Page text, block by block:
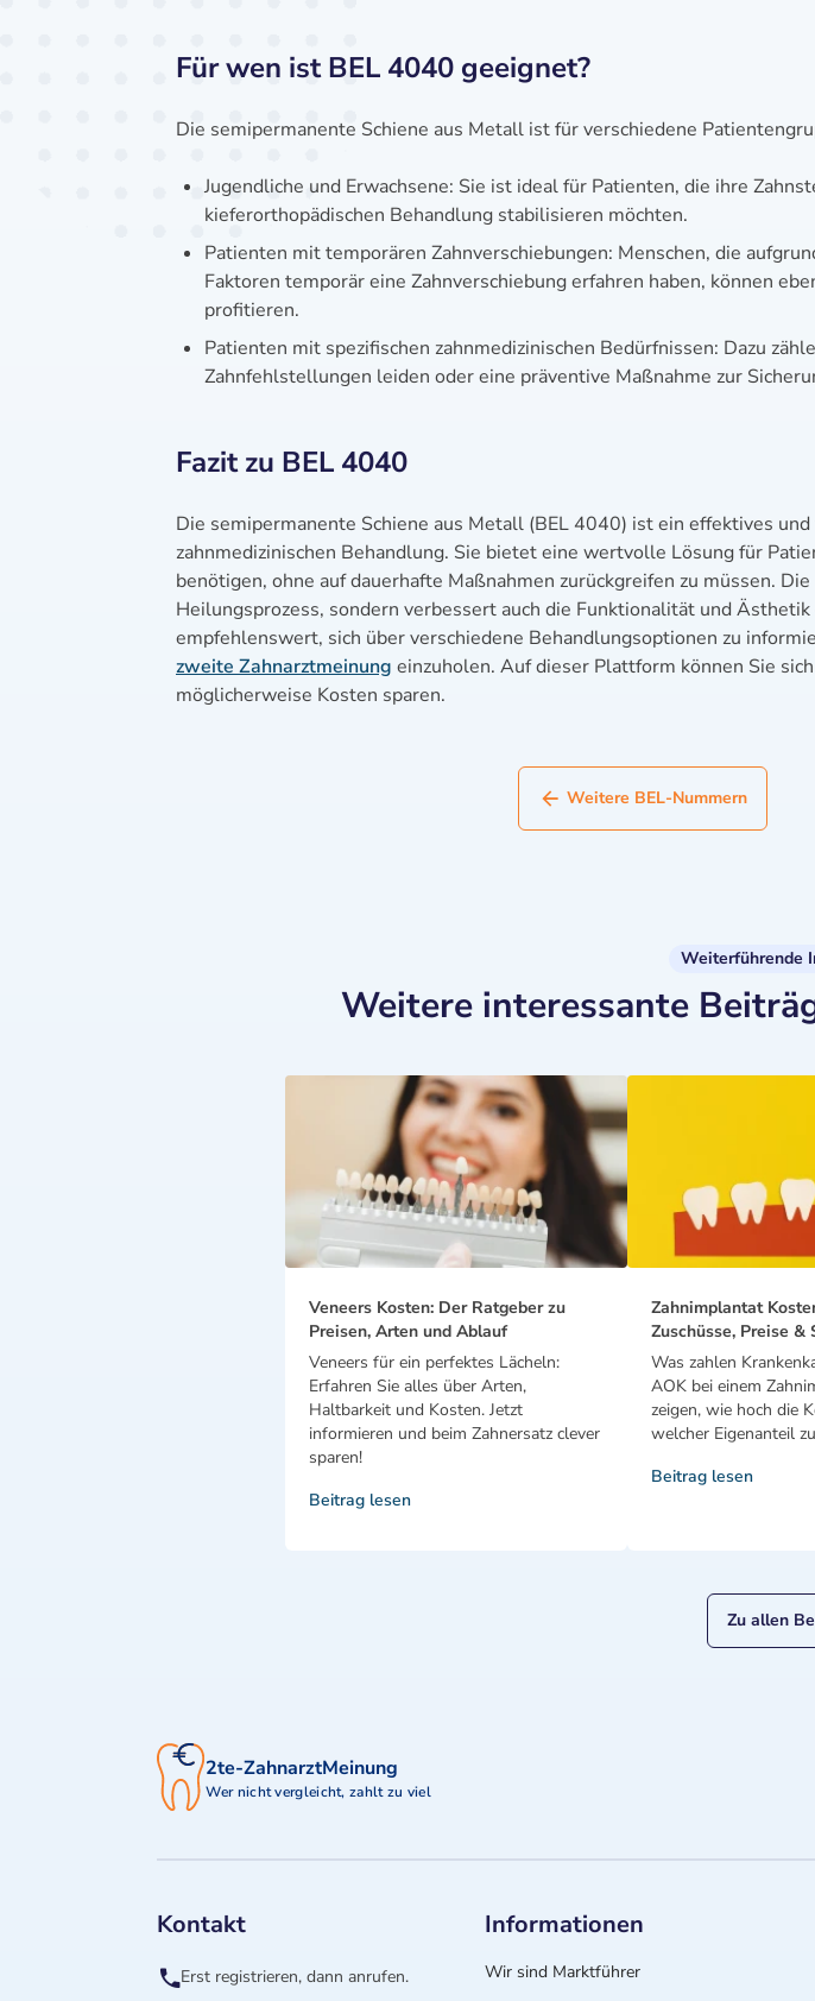
Für wen ist BEL 4040 geeignet?
Die semipermanente Schiene aus Metall ist für verschiedene
Jugendliche und Erwachsene: Sie ist ideal für Patienten, die ihre
kieferorthopädischen Behandlung stabilisieren möchten.
Patienten mit temporären Zahnverschiebungen: Menschen, die
Faktoren temporär eine Zahnverschiebung erfahren haben, können
profitieren.
Patienten mit spezifischen zahnmedizinischen Bedürfnissen: Dazu
Zahnfehlstellungen leiden oder eine präventive Maßnahme zur
Fazit zu BEL 4040
Die semipermanente Schiene aus Metall (BEL 4040) ist ein effektives
zahnmedizinischen Behandlung. Sie bietet eine wertvolle Lösung für
benötigen, ohne auf dauerhafte Maßnahmen zurückgreifen zu müssen.
Heilungsprozess, sondern verbessert auch die Funktionalität und
empfehlenswert, sich über verschiedene Behandlungsoptionen zu
zweite Zahnarztmeinung einzuholen. Auf dieser Plattform können Sie
möglicherweise Kosten sparen.
Weitere BEL-Nummern
Weiterführende
Weitere interessante
Veneers Kosten: Der Ratgeber zu
Preisen, Arten und Ablauf
Veneers für ein perfektes Lächeln:
Erfahren Sie alles über Arten,
Haltbarkeit und Kosten. Jetzt
informieren und beim Zahnersatz clever
sparen!
Beitrag lesen
Zahnimplantat
Zuschüsse, Preise &
Was zahlen
AOK bei einem
zeigen, wie hoch die
welcher Eigenanteil
Beitrag lesen
Zu allen
2te-ZahnarztMeinung
Wer nicht vergleicht, zahlt zu viel
Kontakt
Erst registrieren, dann anrufen.
Informationen
Wir sind Marktführer